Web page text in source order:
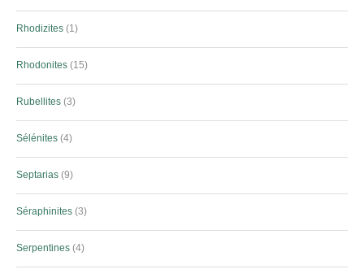
Rhodizites 1
Rhodonites 15
Rubellites 3
Sélénites 4
Septarias 9
Séraphinites 3
Serpentines 4